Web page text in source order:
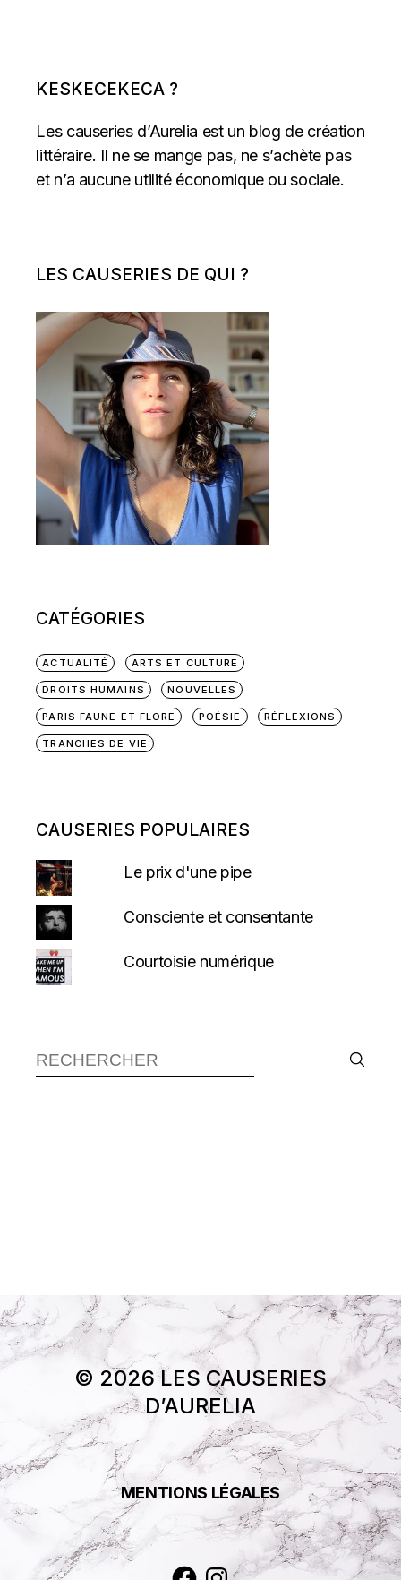
KESKECEKECA ?
Les causeries d’Aurelia est un blog de création
littéraire. Il ne se mange pas, ne s’achète pas
et n’a aucune utilité économique ou sociale.
LES CAUSERIES DE QUI ?
CATÉGORIES
ACTUALITÉ ARTS ET CULTURE
DROITS HUMAINS NOUVELLES
PARIS FAUNE ET FLORE POÉSIE RÉFLEXIONS
TRANCHES DE VIE
CAUSERIES POPULAIRES
Le prix d'une pipe
Consciente et consentante
Courtoisie numérique
Recherche :
© 2026 LES CAUSERIES
D’AURELIA
MENTIONS LÉGALES
Facebook
Instagram